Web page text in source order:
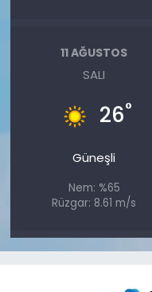
11 AĞUSTOS
SALI
26°
Güneşli
Nem: %65
Rüzgar: 8.61 m/s